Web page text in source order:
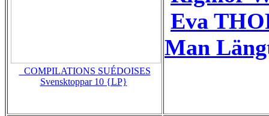
_COMPILATIONS SUÉDOISES
Svensktoppar 10 {LP}
Eva
Man